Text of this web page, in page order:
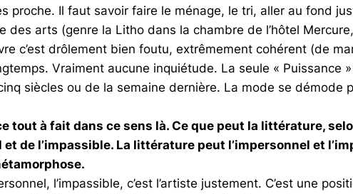
Il faut savoir faire le ménage, le tri, aller au fond
arts (genre la Litho dans la chambre de l’hôtel
c’est drôlement bien foutu, extrêmement cohérent (de
Vraiment aucune inquiétude. La seule « Puissance
siècles ou de la semaine dernière. La mode se
tout à fait dans ce sens là. Ce que peut la littérature,
de l’impassible. La littérature peut l’impersonnel et
l’impassible, c’est l’artiste justement. C’est une